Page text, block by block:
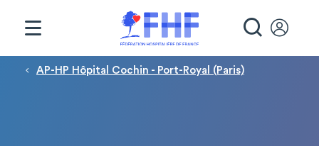
Fil d'Ariane
AP-HP Hôpital Cochin - Port-Royal (Paris)
Panneau de gestion des cookies